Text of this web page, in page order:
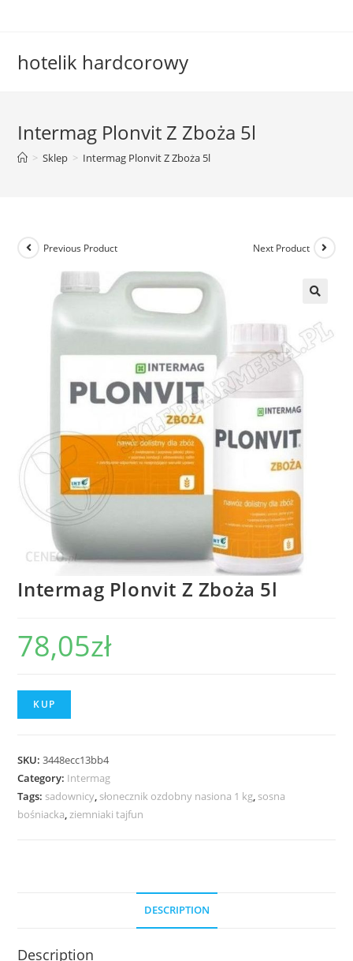
hotelik hardcorowy
Intermag Plonvit Z Zboża 5l
> Sklep > Intermag Plonvit Z Zboża 5l
Previous Product Next Product
Intermag Plonvit Z Zboża 5l
78,05zł
KUP
SKU:3448ecc13bb4
Category: Intermag
Tags: sadownicy, słonecznik ozdobny nasiona 1 kg, sosna
bośniacka,ziemniaki tajfun
DESCRIPTION
Description